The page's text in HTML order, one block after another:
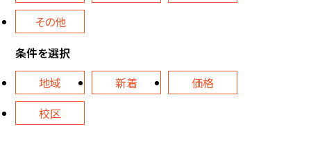
その他
条件を選択
地域
新着
価格
校区